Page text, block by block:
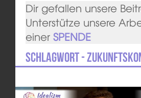
Dir gefallen unsere
Unterstütze unsere
einer SPENDE
Schlagwort -